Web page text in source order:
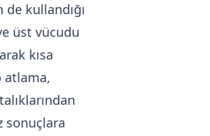
kullandığı
üst vücudu
kısa
atlama,
sonuçlara